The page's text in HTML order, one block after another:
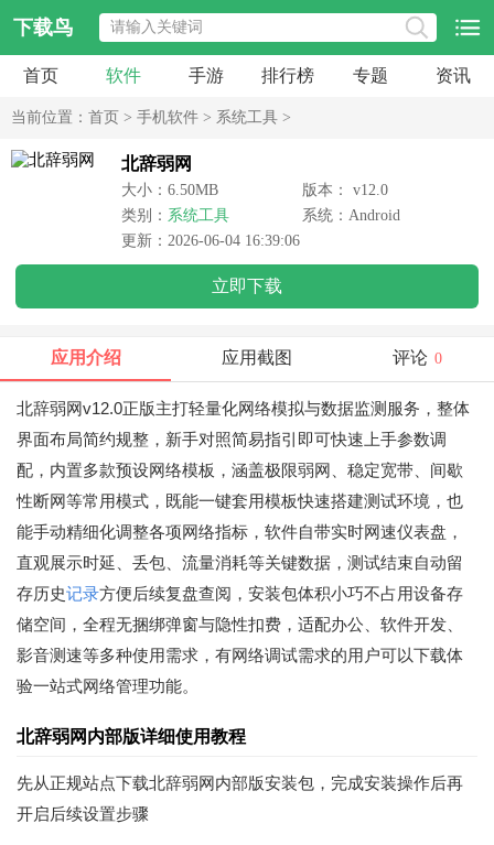
下载鸟
首页 软件 手游 排行榜 专题 资讯
当前位置： 首页 > 手机软件 > 系统工具 >
北辞弱网
大小：6.50MB
版本： v12.0
类别： 系统工具
系统：Android
更新：2026-06-04 16:39:06
立即下载
应用介绍 应用截图 评论 0
北辞弱网v12.0正版主打轻量化网络模拟与数据监测服务，整体
界面布局简约规整，新手对照简易指引即可快速上手参数调
配，内置多款预设网络模板，涵盖极限弱网、稳定宽带、间歇
性断网等常用模式，既能一键套用模板快速搭建测试环境，也
能手动精细化调整各项网络指标，软件自带实时网速仪表盘，
直观展示时延、丢包、流量消耗等关键数据，测试结束自动留
存历史记录方便后续复盘查阅，安装包体积小巧不占用设备存
储空间，全程无捆绑弹窗与隐性扣费，适配办公、软件开发、
影音测速等多种使用需求，有网络调试需求的用户可以下载体
验一站式网络管理功能。
北辞弱网内部版详细使用教程
先从正规站点下载北辞弱网内部版安装包，完成安装操作后再
开启后续设置步骤